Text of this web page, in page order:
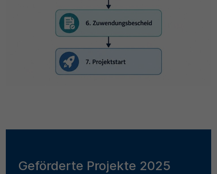
Geförderte Projekte 2025